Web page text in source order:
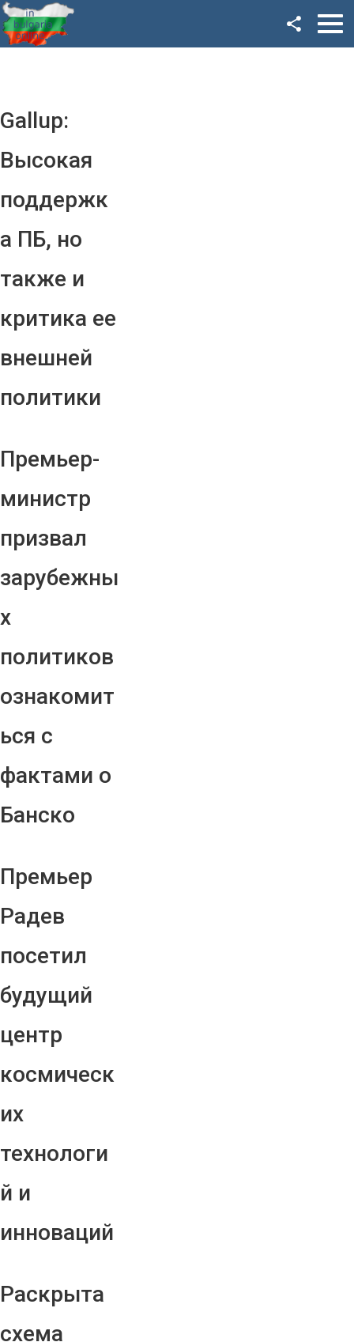
Gallup:
Высокая
поддержк
а ПБ, но
также и
критика ее
внешней
политики
Премьер-
министр
призвал
зарубежны
х
политиков
ознакомит
ься с
фактами о
Банско
Премьер
Радев
посетил
будущий
центр
космическ
их
технологи
й и
инноваций
Раскрыта
схема